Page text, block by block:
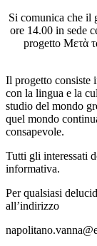
Si comunica che
ore 14.00 in sede
progetto Μετὰ
Il progetto consiste
con la lingua e la
studio del mondo
quel mondo
consapevole.
Tutti gli interessati
informativa.
Per qualsiasi
all’indirizzo